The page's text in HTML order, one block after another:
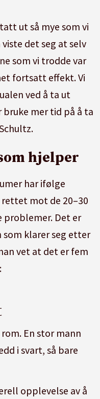
ut så mye som vi
det seg at selv
som vi trodde var
fortsatt effekt. Vi
ved å ta ut
mer tid på å ta
hjelper
har ifølge
mot de 20–30
problemer. Det er
klarer seg etter
vet at det er fem
En stor mann
i svart, så bare
ser forferdelig
deformert.
opplevelse av å